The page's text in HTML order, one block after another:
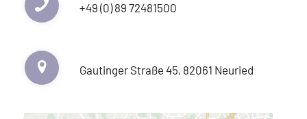
+49 (0) 89 72481500
Gautinger Straße 45, 82061 Neuried